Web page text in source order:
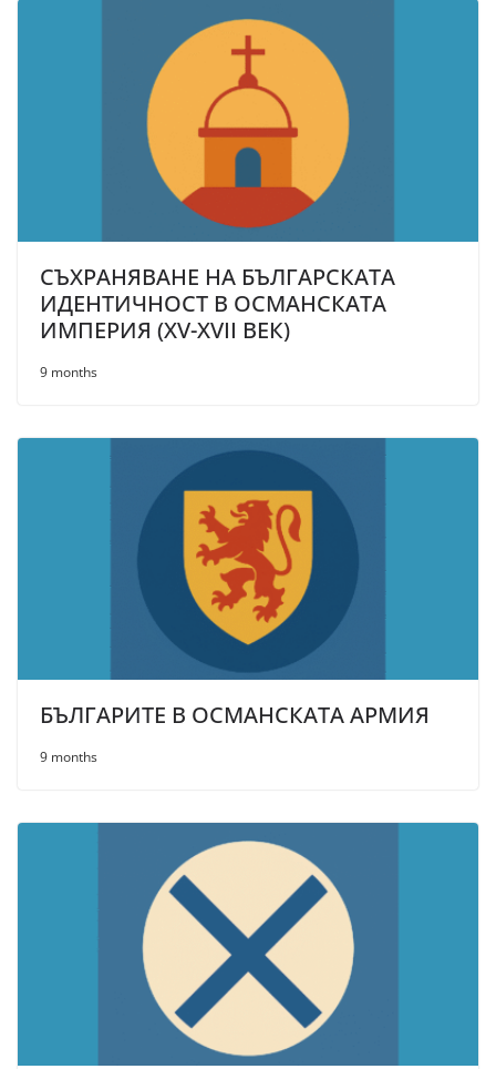
СЪХРАНЯВАНЕ НА БЪЛГАРСКАТА
ИДЕНТИЧНОСТ В ОСМАНСКАТА
ИМПЕРИЯ (XV-XVII ВЕК)
9 months
БЪЛГАРИТЕ В ОСМАНСКАТА АРМИЯ
9 months